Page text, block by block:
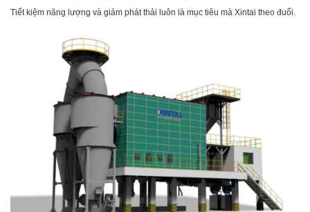
Tiết kiệm năng lượng và giảm phát thải luôn là mục tiêu mà Xintai theo đuổi.